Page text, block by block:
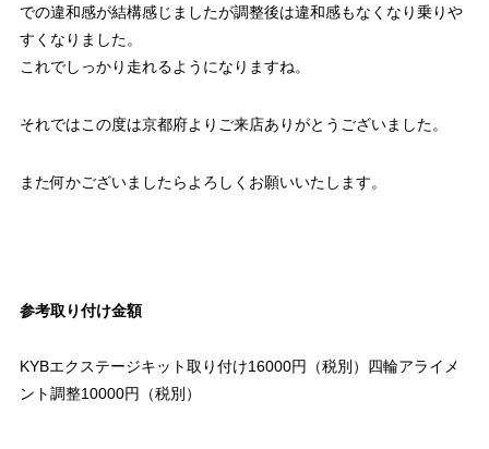
での違和感が結構感じましたが調整後は違和感もなくなり乗りや
すくなりました。
これでしっかり走れるようになりますね。
それではこの度は京都府よりご来店ありがとうございました。
また何かございましたらよろしくお願いいたします。
参考取り付け金額
KYBエクステージキット取り付け16000円（税別）四輪アライメ
ント調整10000円（税別）